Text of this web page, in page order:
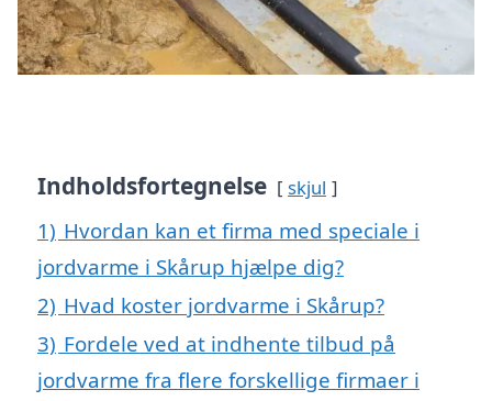
Indholdsfortegnelse skjul
1) Hvordan kan et firma med speciale i
jordvarme i Skårup hjælpe dig?
2) Hvad koster jordvarme i Skårup?
3) Fordele ved at indhente tilbud på
jordvarme fra flere forskellige firmaer i